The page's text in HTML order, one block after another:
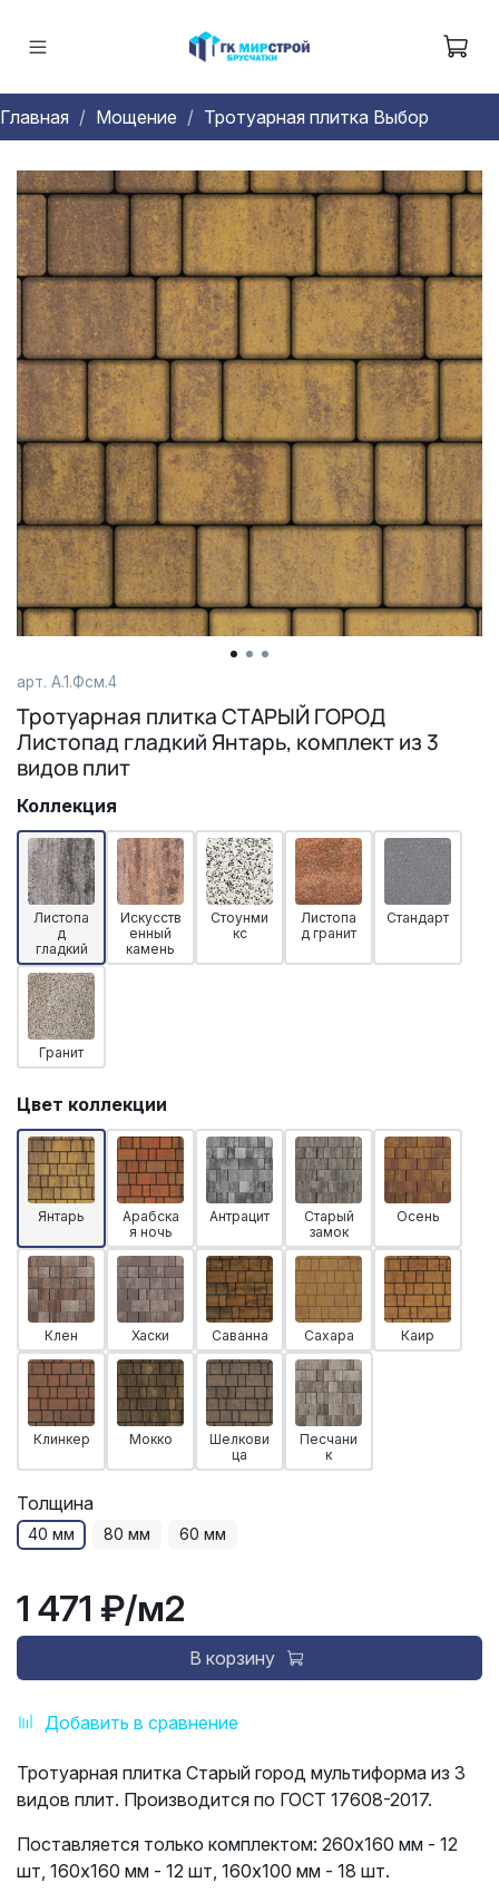
Главная Мощение Тротуарная плитка Выбор
арт. А.1.Фсм.4
Тротуарная плитка СТАРЫЙ ГОРОД
Листопад гладкий Янтарь, комплект из 3
видов плит
Добавить в сравнение
Коллекция
Листопа
д
гладкий
Искусств
енный
камень
Стоунми
кс
Листопа
д гранит
Стандарт
Гранит
Цвет коллекции
Янтарь
Арабска
я ночь
Антрацит
Старый
замок
Осень
Клен Хаски Саванна Сахара Каир
Клинкер Мокко
Шелкови
ца
Песчани
к
Толщина
40 мм 80 мм 60 мм
1 471 ₽/м2
В корзину
Тротуарная плитка Старый город мультиформа из 3
видов плит. Производится по ГОСТ 17608-2017.
Поставляется только комплектом: 260х160 мм - 12
шт, 160х160 мм - 12 шт, 160х100 мм - 18 шт.